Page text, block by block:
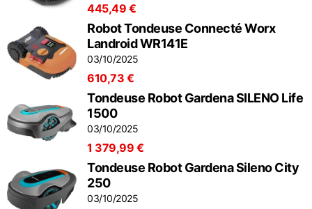
445,49 €
Robot Tondeuse Connecté Worx
Landroid WR141E
03/10/2025
610,73 €
Tondeuse Robot Gardena SILENO Life
1500
03/10/2025
1 379,99 €
Tondeuse Robot Gardena Sileno City
250
03/10/2025